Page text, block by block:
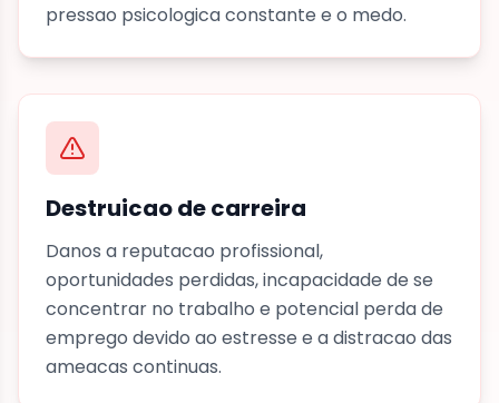
pressao psicologica constante e o medo.
Destruicao de carreira
Danos a reputacao profissional,
oportunidades perdidas, incapacidade de se
concentrar no trabalho e potencial perda de
emprego devido ao estresse e a distracao das
ameacas continuas.